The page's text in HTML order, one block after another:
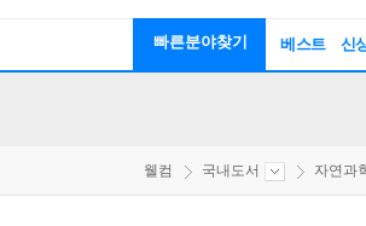
빠른분야찾기 베스트 신
웰컴 국내도서 자연과